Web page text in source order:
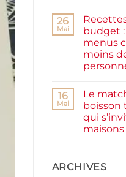
bas
sur
Smash
burger
plancha :
j’ai
testé
Packman
à
La
Grande
Motte
26
Mai
budget :
menus
moins
sur
Recettes
d’été
petit
budget
menus
complets
16
Mai
Le
boisson
qui
maisons
Le
matcha
ARCHIVES